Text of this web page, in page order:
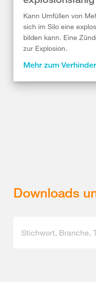
Kann Umfüllen von
sich im Silo eine
bilden kann. Eine
zur Explosion.
Mehr zum
Downloads